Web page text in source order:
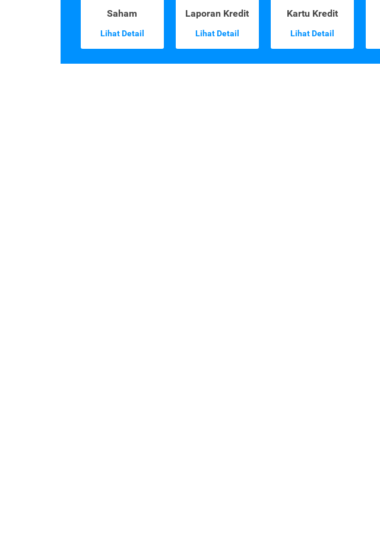
Saham
Lihat Detail
Laporan Kredit
Lihat Detail
Kartu Kredit
Lihat Detail